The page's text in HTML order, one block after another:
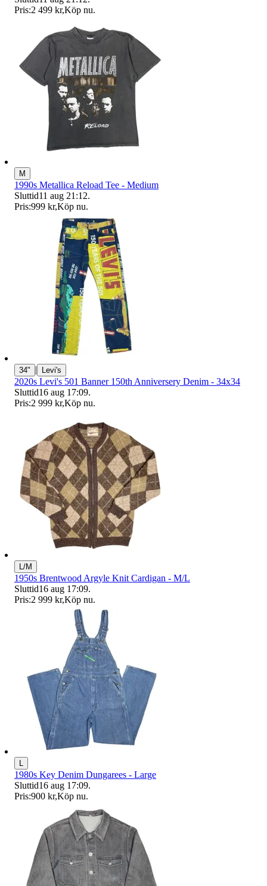
Pris:2 499 kr,Köp nu.
M
1990s Metallica Reload Tee - Medium
Sluttid11 aug 21:12.
Pris:999 kr,Köp nu.
34" | Levi's
2020s Levi's 501 Banner 150th Anniversery Denim - 34x34
Sluttid16 aug 17:09.
Pris:2 999 kr,Köp nu.
L/M
1950s Brentwood Argyle Knit Cardigan - M/L
Sluttid16 aug 17:09.
Pris:2 999 kr,Köp nu.
1980s Key Denim Dungarees - Large
Sluttid16 aug 17:09.
Pris:900 kr,Köp nu.